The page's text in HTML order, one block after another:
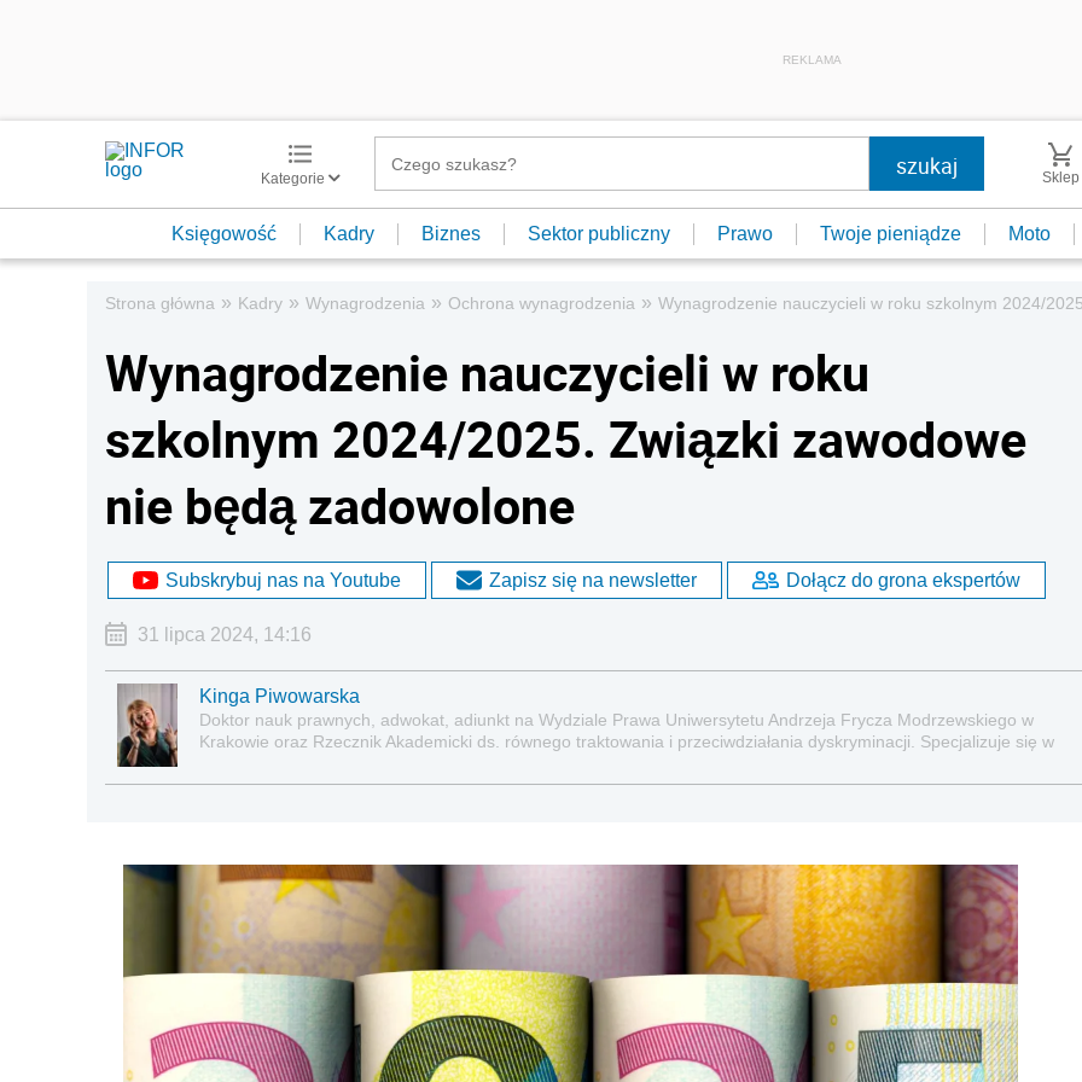
REKLAMA
Kategorie Sklep
Księgowość Kadry Biznes Sektor publiczny Prawo Twoje pieniądze Moto
Strona główna » Kadry » Wynagrodzenia » Ochrona wynagrodzenia » Wynagrodzenie nauczycieli w roku szkolnym 2024/
Wynagrodzenie nauczycieli w roku
szkolnym 2024/2025. Związki zawodowe
nie będą zadowolone
Subskrybuj nas na Youtube Zapisz się na newsletter Dołącz do grona ekspertów
31 lipca 2024, 14:16
Kinga Piwowarska
Doktor nauk prawnych, adwokat, adiunkt na Wydziale Prawa Uniwersytetu Andrzeja Frycza Modrzewskiego w
Krakowie oraz Rzecznik Akademicki ds. równego traktowania i przeciwdziałania dyskryminacji. Specjalizuje się w
socjalną.